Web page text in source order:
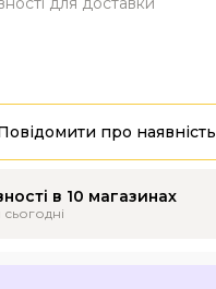
про наявність
в 10 магазинах